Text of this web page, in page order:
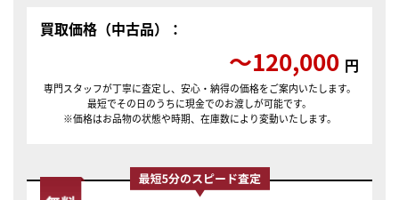
買取価格（中古品）：
〜120,000 円
専門スタッフが丁寧に査定し、安心・納得の価格をご案内いたします。
最短でその日のうちに現金でのお渡しが可能です。
※価格はお品物の状態や時期、在庫数により変動いたします。